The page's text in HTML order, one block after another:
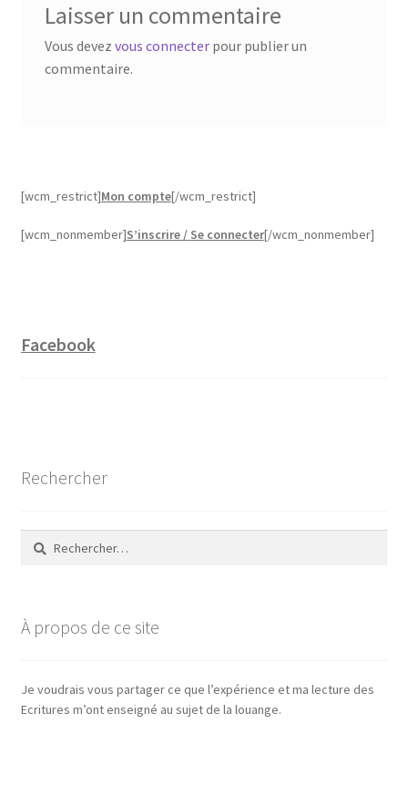
Laisser un commentaire
Vous devez vous connecterpour publier un
commentaire.
[wcm_restrict]Mon compte[/wcm_restrict]
[wcm_nonmember]S’inscrire / Se connecter[/wcm_nonmember]
Facebook
Rechercher
Rechercher :
À propos de ce site
Je voudrais vous partager ce que l’expérience et ma lecture des
Ecritures m’ont enseigné au sujet de la louange.